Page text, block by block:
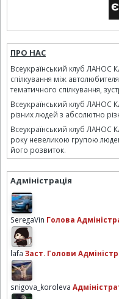
ПРО НАС
Всеукраїнський клуб ЛАНОС
спілкування між
тематичного спілкування,
Всеукраїнський клуб ЛАНОС
різних людей з абсолютно
Всеукраїнський клуб ЛАНОС
року невеликою групою
його розвиток.
Адміністрація
SeregaVin Голова
lafa Заст. Голови
snigova_koroleva